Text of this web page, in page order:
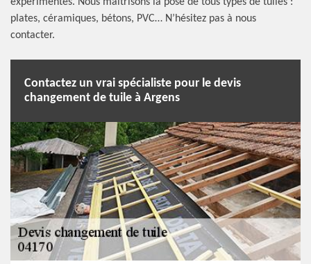
plates, céramiques, bétons, PVC… N’hésitez pas à nous
contacter.
Contactez un vrai spécialiste pour le devis
changement de tuile à Argens